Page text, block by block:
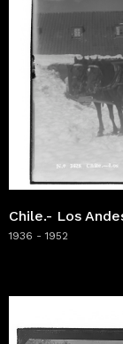
Chile.- Los
1936 - 1952